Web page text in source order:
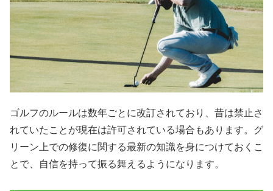
ゴルフのルールは数年ごとに改訂されており、昔は禁止さ
れていたことが現在は許可されている場合もあります。グ
リーン上での修復に関する最新の知識を身につけておくこ
とで、自信を持って振る舞えるようになります。